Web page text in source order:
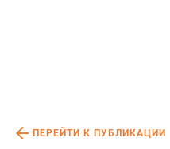
ПЕРЕЙТИ К ПУБЛИКАЦИИ